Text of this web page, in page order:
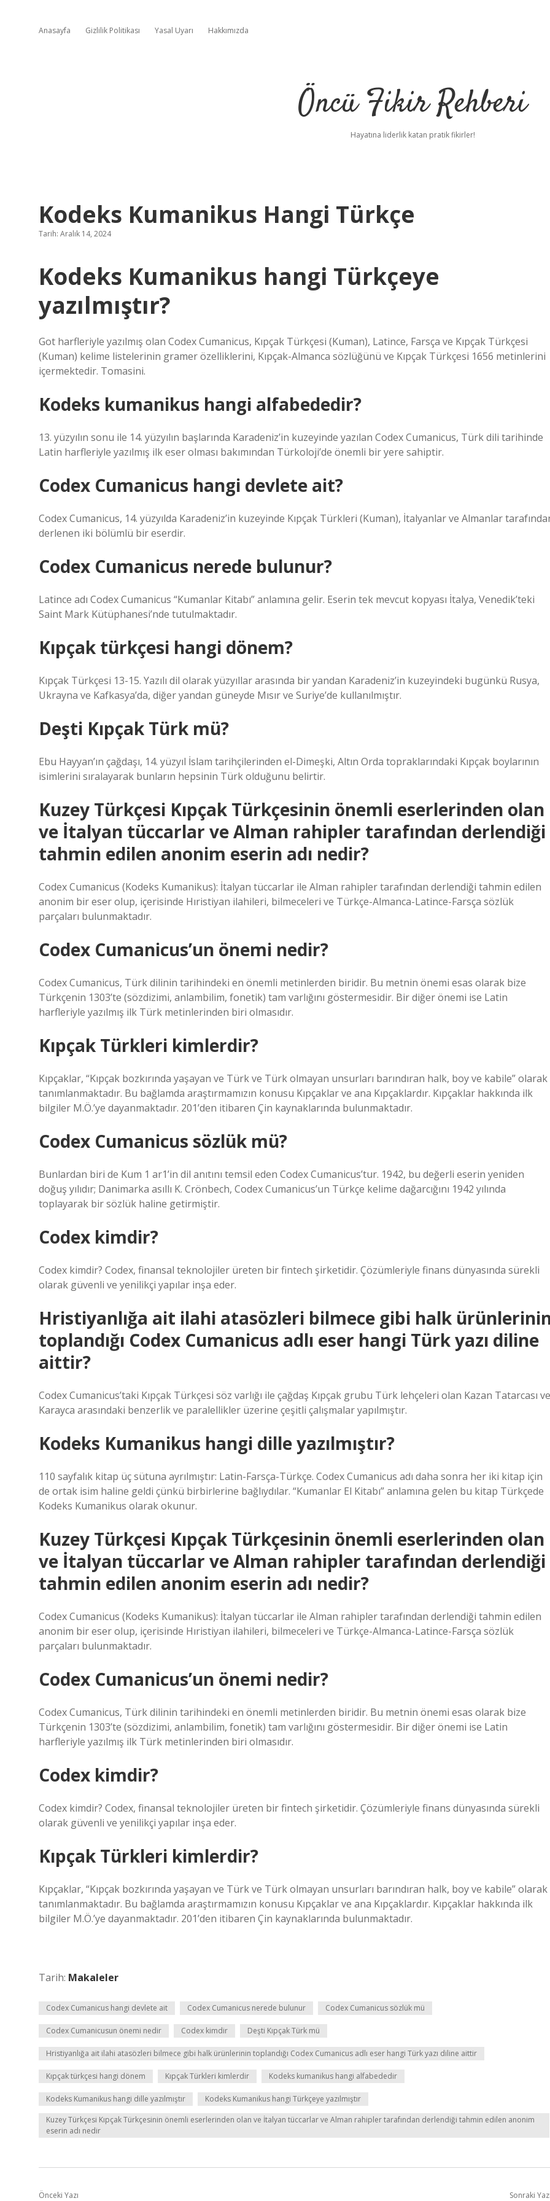
Anasayfa Gizlilik Politikası Yasal Uyarı Hakkımızda
Öncü Fikir Rehberi
Hayatına liderlik katan pratik fikirler!
Kodeks Kumanikus Hangi Türkçe
Tarih: Aralık 14, 2024
Kodeks Kumanikus hangi Türkçeye
yazılmıştır?
Got harfleriyle yazılmış olan Codex Cumanicus, Kıpçak Türkçesi (Kuman), Latince, Farsça ve Kıpçak Türkçesi
(Kuman) kelime listelerinin gramer özelliklerini, Kıpçak-Almanca sözlüğünü ve Kıpçak Türkçesi 1656 metinlerini
içermektedir. Tomasini.
Kodeks kumanikus hangi alfabededir?
13. yüzyılın sonu ile 14. yüzyılın başlarında Karadeniz’in kuzeyinde yazılan Codex Cumanicus, Türk dili tarihinde
Latin harfleriyle yazılmış ilk eser olması bakımından Türkoloji’de önemli bir yere sahiptir.
Codex Cumanicus hangi devlete ait?
Codex Cumanicus, 14. yüzyılda Karadeniz’in kuzeyinde Kıpçak Türkleri (Kuman), İtalyanlar ve Almanlar
derlenen iki bölümlü bir eserdir.
Codex Cumanicus nerede bulunur?
Latince adı Codex Cumanicus “Kumanlar Kitabı” anlamına gelir. Eserin tek mevcut kopyası İtalya, Venedik’teki
Saint Mark Kütüphanesi’nde tutulmaktadır.
Kıpçak türkçesi hangi dönem?
Kıpçak Türkçesi 13-15. Yazılı dil olarak yüzyıllar arasında bir yandan Karadeniz’in kuzeyindeki bugünkü Rusya,
Ukrayna ve Kafkasya’da, diğer yandan güneyde Mısır ve Suriye’de kullanılmıştır.
Deşti Kıpçak Türk mü?
Ebu Hayyan’ın çağdaşı, 14. yüzyıl İslam tarihçilerinden el-Dimeşki, Altın Orda topraklarındaki Kıpçak boylarının
isimlerini sıralayarak bunların hepsinin Türk olduğunu belirtir.
Kuzey Türkçesi Kıpçak Türkçesinin önemli eserlerinden olan
ve İtalyan tüccarlar ve Alman rahipler tarafından derlendiği
tahmin edilen anonim eserin adı nedir?
Codex Cumanicus (Kodeks Kumanikus): İtalyan tüccarlar ile Alman rahipler tarafından derlendiği tahmin edilen
anonim bir eser olup, içerisinde Hıristiyan ilahileri, bilmeceleri ve Türkçe-Almanca-Latince-Farsça sözlük
parçaları bulunmaktadır.
Codex Cumanicus’un önemi nedir?
Codex Cumanicus, Türk dilinin tarihindeki en önemli metinlerden biridir. Bu metnin önemi esas olarak bize
Türkçenin 1303’te (sözdizimi, anlambilim, fonetik) tam varlığını göstermesidir. Bir diğer önemi ise Latin
harfleriyle yazılmış ilk Türk metinlerinden biri olmasıdır.
Kıpçak Türkleri kimlerdir?
Kıpçaklar, “Kıpçak bozkırında yaşayan ve Türk ve Türk olmayan unsurları barındıran halk, boy ve kabile” olarak
tanımlanmaktadır. Bu bağlamda araştırmamızın konusu Kıpçaklar ve ana Kıpçaklardır. Kıpçaklar hakkında ilk
bilgiler M.Ö.’ye dayanmaktadır. 201’den itibaren Çin kaynaklarında bulunmaktadır.
Codex Cumanicus sözlük mü?
Bunlardan biri de Kum 1 ar1’in dil anıtını temsil eden Codex Cumanicus’tur. 1942, bu değerli eserin yeniden
doğuş yılıdır; Danimarka asıllı K. Crönbech, Codex Cumanicus’un Türkçe kelime dağarcığını 1942 yılında
toplayarak bir sözlük haline getirmiştir.
Codex kimdir?
Codex kimdir? Codex, finansal teknolojiler üreten bir fintech şirketidir. Çözümleriyle finans dünyasında sürekli
olarak güvenli ve yenilikçi yapılar inşa eder.
Hristiyanlığa ait ilahi atasözleri bilmece gibi halk
toplandığı Codex Cumanicus adlı eser hangi Türk yazı diline
aittir?
Codex Cumanicus’taki Kıpçak Türkçesi söz varlığı ile çağdaş Kıpçak grubu Türk lehçeleri olan Kazan Tatarcası ve
Karayca arasındaki benzerlik ve paralellikler üzerine çeşitli çalışmalar yapılmıştır.
Kodeks Kumanikus hangi dille yazılmıştır?
110 sayfalık kitap üç sütuna ayrılmıştır: Latin-Farsça-Türkçe. Codex Cumanicus adı daha sonra her iki kitap için
de ortak isim haline geldi çünkü birbirlerine bağlıydılar. “Kumanlar El Kitabı” anlamına gelen bu kitap Türkçede
Kodeks Kumanikus olarak okunur.
Kuzey Türkçesi Kıpçak Türkçesinin önemli eserlerinden olan
ve İtalyan tüccarlar ve Alman rahipler tarafından derlendiği
tahmin edilen anonim eserin adı nedir?
Codex Cumanicus (Kodeks Kumanikus): İtalyan tüccarlar ile Alman rahipler tarafından derlendiği tahmin edilen
anonim bir eser olup, içerisinde Hıristiyan ilahileri, bilmeceleri ve Türkçe-Almanca-Latince-Farsça sözlük
parçaları bulunmaktadır.
Codex Cumanicus’un önemi nedir?
Codex Cumanicus, Türk dilinin tarihindeki en önemli metinlerden biridir. Bu metnin önemi esas olarak bize
Türkçenin 1303’te (sözdizimi, anlambilim, fonetik) tam varlığını göstermesidir. Bir diğer önemi ise Latin
harfleriyle yazılmış ilk Türk metinlerinden biri olmasıdır.
Codex kimdir?
Codex kimdir? Codex, finansal teknolojiler üreten bir fintech şirketidir. Çözümleriyle finans dünyasında sürekli
olarak güvenli ve yenilikçi yapılar inşa eder.
Kıpçak Türkleri kimlerdir?
Kıpçaklar, “Kıpçak bozkırında yaşayan ve Türk ve Türk olmayan unsurları barındıran halk, boy ve kabile” olarak
tanımlanmaktadır. Bu bağlamda araştırmamızın konusu Kıpçaklar ve ana Kıpçaklardır. Kıpçaklar hakkında ilk
bilgiler M.Ö.’ye dayanmaktadır. 201’den itibaren Çin kaynaklarında bulunmaktadır.
Tarih: Makaleler
Codex Cumanicus hangi devlete ait Codex Cumanicus nerede bulunur Codex Cumanicus sözlük mü
Codex Cumanicusun önemi nedir Codex kimdir Deşti Kıpçak Türk mü
Hristiyanlığa ait ilahi atasözleri bilmece gibi halk ürünlerinin toplandığı Codex Cumanicus adlı eser hangi Türk yazı diline aittir
Kıpçak türkçesi hangi dönem Kıpçak Türkleri kimlerdir Kodeks kumanikus hangi alfabededir
Kodeks Kumanikus hangi dille yazılmıştır
Kodeks Kumanikus hangi Türkçeye yazılmıştır
Kuzey Türkçesi Kıpçak Türkçesinin önemli eserlerinden olan ve İtalyan tüccarlar ve Alman rahipler tarafından derlendiği tahmin edilen anonim
eserin adı nedir
Önceki Yazı Sonraki